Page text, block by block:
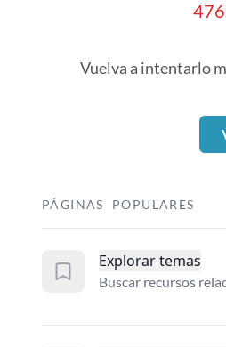
Vuelva a intentarlo
PÁGINAS POPULARES
Explorar temas
Buscar recursos